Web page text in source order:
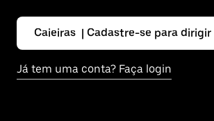
Caieiras | Cadastre-se para dirigir
Já tem uma conta? Faça login